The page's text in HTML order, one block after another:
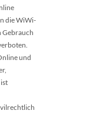
die WiWi-
Gebrauch
und